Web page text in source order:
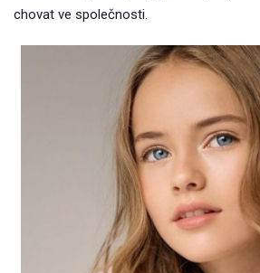
chovat ve společnosti.